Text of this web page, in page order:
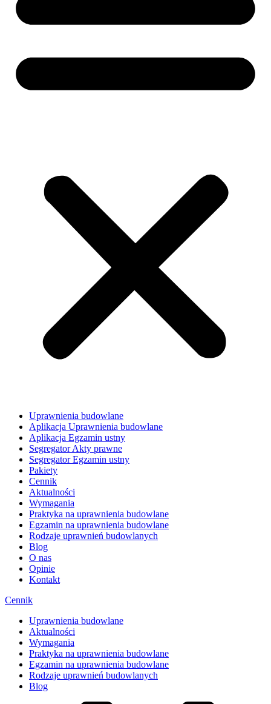
Uprawnienia budowlane
Aplikacja Uprawnienia budowlane
Aplikacja Egzamin ustny
Segregator Akty prawne
Segregator Egzamin ustny
Pakiety
Cennik
Aktualności
Wymagania
Praktyka na uprawnienia budowlane
Egzamin na uprawnienia budowlane
Rodzaje uprawnień budowlanych
Blog
O nas
Opinie
Kontakt
Cennik
Uprawnienia budowlane
Aktualności
Wymagania
Praktyka na uprawnienia budowlane
Egzamin na uprawnienia budowlane
Rodzaje uprawnień budowlanych
Blog